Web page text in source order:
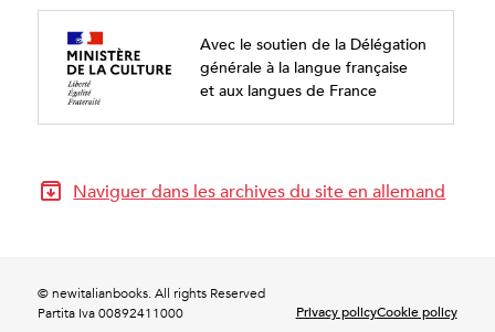
Avec le soutien de la Délégation
générale à la langue française
et aux langues de France
Naviguer dans les archives du site en allemand
© newitalianbooks. All rights Reserved
Partita Iva 00892411000
Privacy policyCookie policy